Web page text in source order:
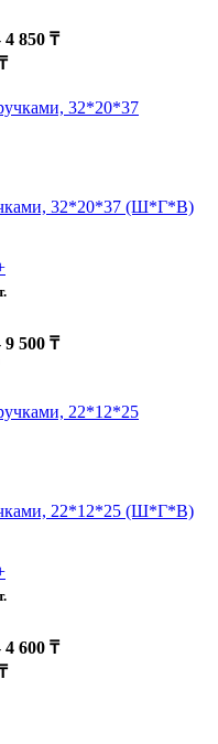
4 850 ₸
32*20*37 (Ш*Г*В)
9 500 ₸
22*12*25 (Ш*Г*В)
4 600 ₸